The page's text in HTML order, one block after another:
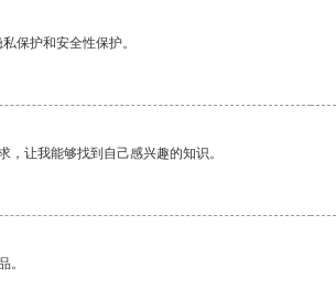
保护和安全性保护。
让我能够找到自己感兴趣的知识。
。